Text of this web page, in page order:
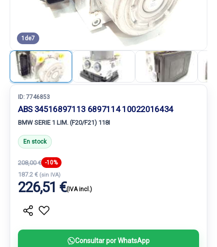
1 de7
ID: 7746853
ABS 34516897113 6897114 10022016434
BMW SERIE 1 LIM. (F20/F21) 118I
En stock
208,00 € -10%
187.2 € (sin IVA)
226,51 €(IVA incl.)
Consultar por WhatsApp